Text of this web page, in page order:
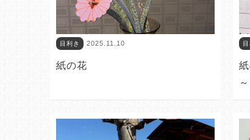
目利き 2025.11.10
紙の花
～